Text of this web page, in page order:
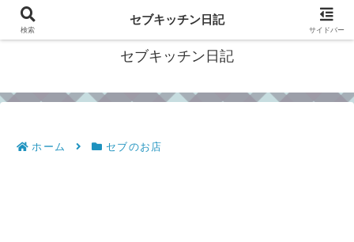
フィリピン・セブの移住情報やおすすめ食材・レシピを発信
セブキッチン日記
ホーム セブのお店
検索
セブキッチン日記
サイドバー